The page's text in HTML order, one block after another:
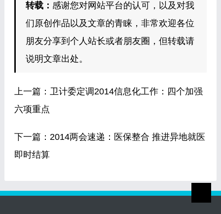
转载： 感谢您对网站平台的认可，以及对我
们原创作品以及文章的青睐，非常欢迎各位
朋友分享到个人站长或者朋友圈，但转载请
说明文章出处。
上一篇： 卫计委定调2014信息化工作：四个加强
六项重点
下一篇： 2014两会速递：医保整合 推进异地就医
即时结算